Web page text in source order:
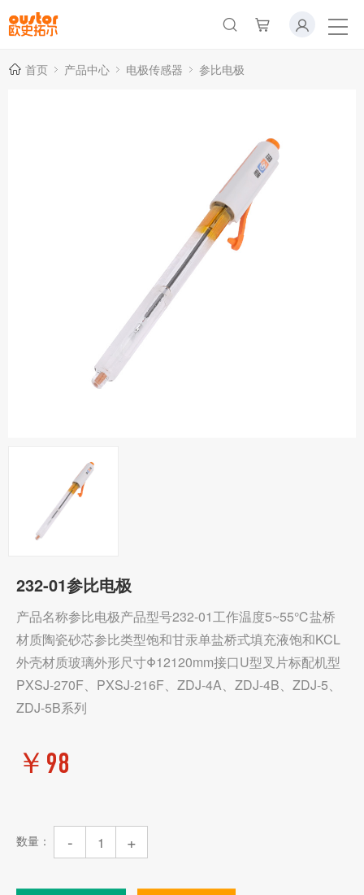
首页 产品中心 电极传感器 参比电极
232-01参比电极
产品名称参比电极产品型号232-01工作温度5~55℃盐桥
材质陶瓷砂芯参比类型饱和甘汞单盐桥式填充液饱和KCL
外壳材质玻璃外形尺寸Φ12120mm接口U型叉片标配机型
PXSJ-270F、PXSJ-216F、ZDJ-4A、ZDJ-4B、ZDJ-5、
ZDJ-5B系列
￥ 98
数量： - +